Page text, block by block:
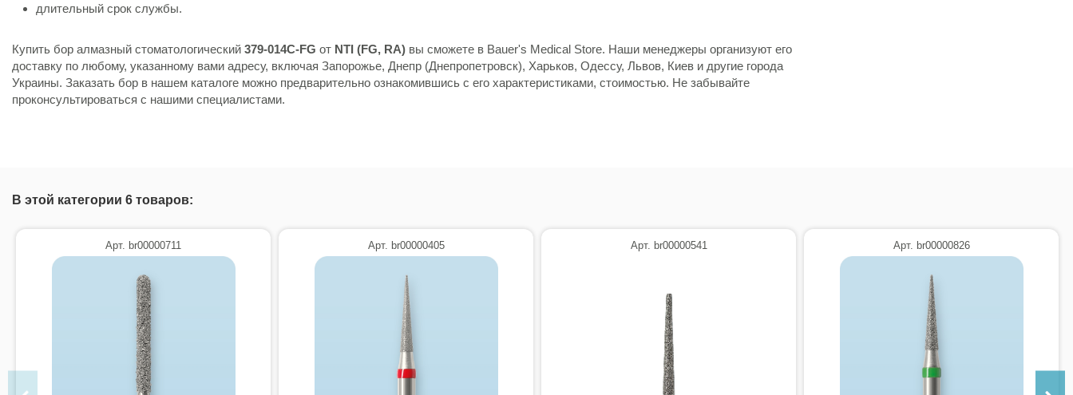
длительный срок службы.
Купить бор алмазный стоматологический 379-014C-FG от NTI (FG, RA) вы сможете в Bauer's Medical Store. Наши менеджеры организуют его
доставку по любому, указанному вами адресу, включая Запорожье, Днепр (Днепропетровск), Харьков, Одессу, Львов, Киев и другие города
Украины. Заказать бор в нашем каталоге можно предварительно ознакомившись с его характеристиками, стоимостью. Не забывайте
проконсультироваться с нашими специалистами.
В этой категории 6 товаров:
Арт. br00000711 Арт. br00000405 Арт. br00000541 Арт. br00000826